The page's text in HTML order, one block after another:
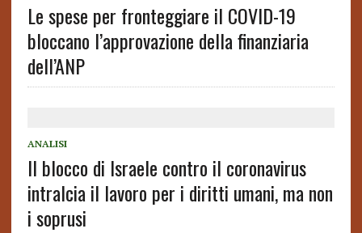
Le spese per fronteggiare il COVID-19
bloccano l’approvazione della finanziaria
dell’ANP
ANALISI
Il blocco di Israele contro il coronavirus
intralcia il lavoro per i diritti umani, ma non
i soprusi